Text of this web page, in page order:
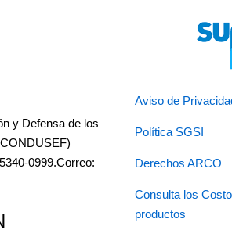
y Defensa de los
0999.Correo:
Aviso de
Política SGSI
Derechos ARCO
Consulta los
productos